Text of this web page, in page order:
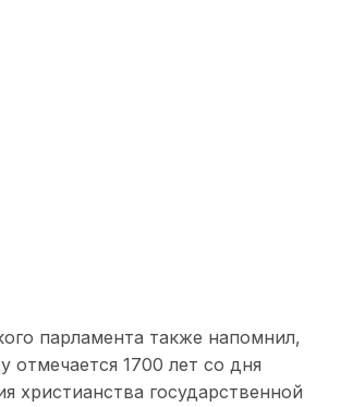
парламента также напомнил,
отмечается 1700 лет со дня
христианства государственной